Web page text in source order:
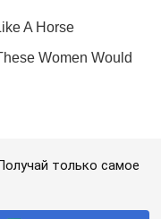
только самое